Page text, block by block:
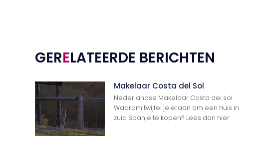
GERELATEERDE BERICHTEN
Makelaar Costa del Sol
Nederlandse Makelaar Costa del sol
Waarom twijfel je eraan om een huis in
zuid Spanje te kopen? Lees dan hier